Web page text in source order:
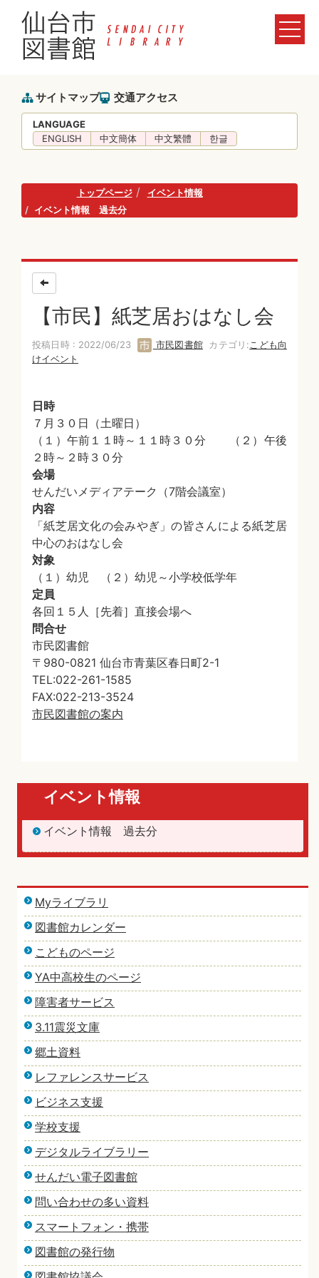
サイトマップ 交通アクセス
LANGUAGE
ENGLISH
中文簡体 中文繁體 한글
トップページ
イベント情報
イベント情報 過去分
【市民】紙芝居おはなし会
投稿日時 : 2022/06/23 市民図書館カテゴリ: こども向
けイベント
日時
７月３０日（土曜日）
（１）午前１１時～１１時３０分 （２）午後
２時～２時３０分
会場
せんだいメディアテーク（7階会議室）
内容
「紙芝居文化の会みやぎ」の皆さんによる紙芝居
中心のおはなし会
対象
（１）幼児 （２）幼児～小学校低学年
定員
各回１５人［先着］直接会場へ
問合せ
市民図書館
〒980-0821 仙台市青葉区春日町2-1
TEL:022-261-1585
FAX:022-213-3524
市民図書館の案内
イベント情報
イベント情報 過去分
Myライブラリ
図書館カレンダー
こどものページ
YA中高校生のページ
障害者サービス
3.11震災文庫
郷土資料
レファレンスサービス
ビジネス支援
学校支援
デジタルライブラリー
せんだい電子図書館
問い合わせの多い資料
スマートフォン・携帯
図書館の発行物